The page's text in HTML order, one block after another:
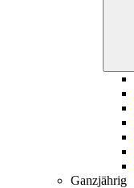
Ganzjährig